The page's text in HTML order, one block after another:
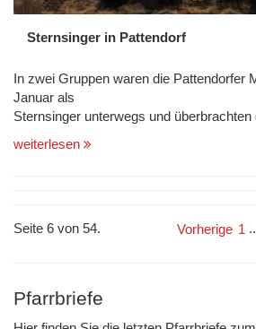
Sternsinger in Pattendorf
In zwei Gruppen waren die Pattendorfer
Januar als
Sternsinger unterwegs und überbrachten
weiterlesen
Seite 6 von 54. Vorherige 1
Pfarrbriefe